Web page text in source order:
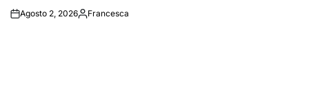
Agosto 2, 2026PostedFrancesca